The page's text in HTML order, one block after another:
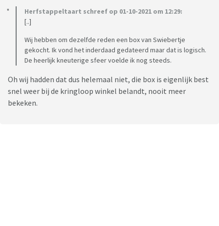
Herfstappeltaart schreef op 01-10-2021 om 12:29:
[..]
Wij hebben om dezelfde reden een box van Swiebertje
gekocht. Ik vond het inderdaad gedateerd maar dat is logisch.
De heerlijk kneuterige sfeer voelde ik nog steeds.
Oh wij hadden dat dus helemaal niet, die box is eigenlijk best
snel weer bij de kringloop winkel belandt, nooit meer
bekeken.